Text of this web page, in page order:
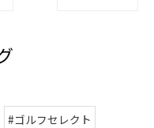
#ゴルフセレクト